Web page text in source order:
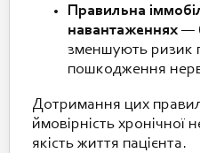
Правильна
навантаженнях —
зменшують ризик
пошкодження
Дотримання цих
ймовірність хронічної
якість життя пацієнта.